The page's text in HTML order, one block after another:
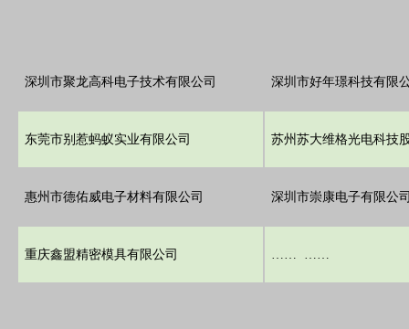
深圳市聚龙高科电子技术有限公司 深圳市好年璟科技有限
东莞市别惹蚂蚁实业有限公司 苏州苏大维格光电科技
惠州市德佑威电子材料有限公司 深圳市崇康电子有限公
重庆鑫盟精密模具有限公司 …… ……